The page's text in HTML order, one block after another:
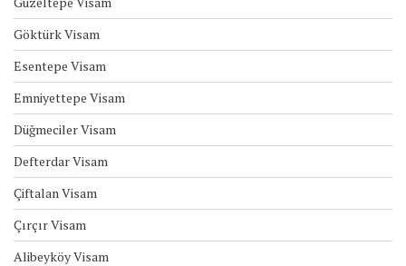
Göktürk Visam
Esentepe Visam
Emniyettepe Visam
Düğmeciler Visam
Defterdar Visam
Çiftalan Visam
Çırçır Visam
Alibeyköy Visam